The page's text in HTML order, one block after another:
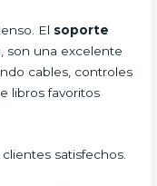
El soporte
, son una excelente
cables, controles
libros favoritos
satisfechos.